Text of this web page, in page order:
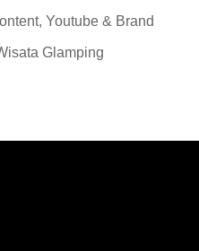
Youtube & Brand
Glamping